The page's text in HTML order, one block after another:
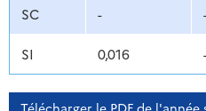
SC -
SI 0,016